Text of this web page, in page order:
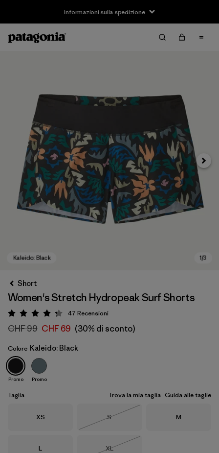
Informazioni sulla spedizione
Kaleido: Black
Avanti
Short
Women's Stretch Hydropeak Surf Shorts
Valutazione: 4.2 / 5
47 Recensioni
CHF 99 CHF 69 (30% di sconto)
Colore Kaleido: Black
Promo Promo
Taglia Trova la mia taglia Guida alle taglie
Taglia
XS Taglia
S
Taglia
M
Taglia
L Taglia
XL